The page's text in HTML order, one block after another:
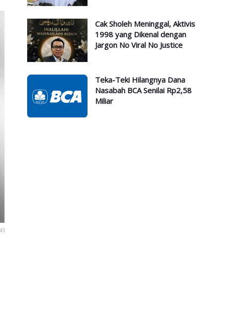
Cak Sholeh Meninggal, Aktivis
1998 yang Dikenal dengan
Jargon No Viral No Justice
Teka-Teki Hilangnya Dana
Nasabah BCA Senilai Rp2,58
Miliar